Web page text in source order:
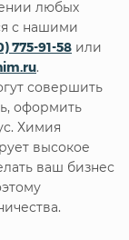
любых
с нашими
775-91-58 или
.
совершить
оформить
Химия
высокое
ваш бизнес